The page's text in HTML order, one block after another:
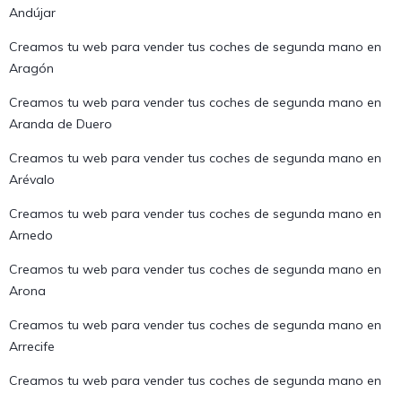
Andújar
Creamos tu web para vender tus coches de segunda mano en
Aragón
Creamos tu web para vender tus coches de segunda mano en
Aranda de Duero
Creamos tu web para vender tus coches de segunda mano en
Arévalo
Creamos tu web para vender tus coches de segunda mano en
Arnedo
Creamos tu web para vender tus coches de segunda mano en
Arona
Creamos tu web para vender tus coches de segunda mano en
Arrecife
Creamos tu web para vender tus coches de segunda mano en